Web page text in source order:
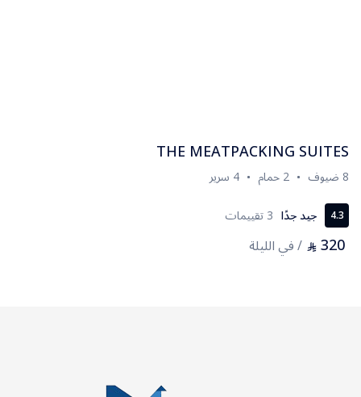
THE MEATPACKING SUITES
8 ضيوف 2 حمام 4 سرير
4.3 جيد جدًا 3 تقييمات
320
⃁ / في الليلة